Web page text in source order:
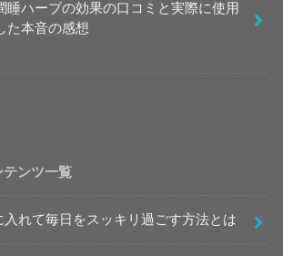
睡ハーブの効果の口コミと実際に使用
た本音の感想
テンツ一覧
れて毎日をスッキリ過ごす方法とは